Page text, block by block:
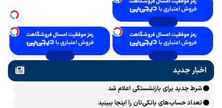
اخبار جدید
شرط جدید برای بازنشستگی اعلام شد
تعداد حساب‌های بانکی‌تان را اینجا ببینید